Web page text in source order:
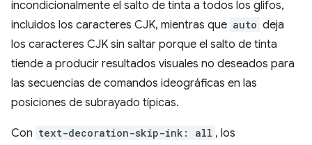
incondicionalmente el salto de tinta a todos los glifos,
incluidos los caracteres CJK, mientras que auto deja
los caracteres CJK sin saltar porque el salto de tinta
tiende a producir resultados visuales no deseados para
las secuencias de comandos ideográficas en las
posiciones de subrayado típicas.
Con text-decoration-skip-ink: all , los